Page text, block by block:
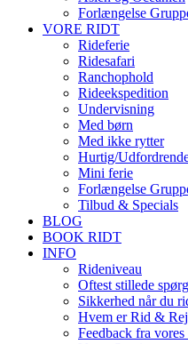
Forlængelse
VORE RIDT
Rideferie
Ridesafari
Ranchophold
Rideekspedition
Undervisning
Med børn
Med ikke rytter
Hurtig/
Mini ferie
Forlængelse
Tilbud & Specials
BLOG
BOOK RIDT
INFO
Rideniveau
Oftest stillede
Sikkerhed når du
Hvem er Rid &
Feedback fra